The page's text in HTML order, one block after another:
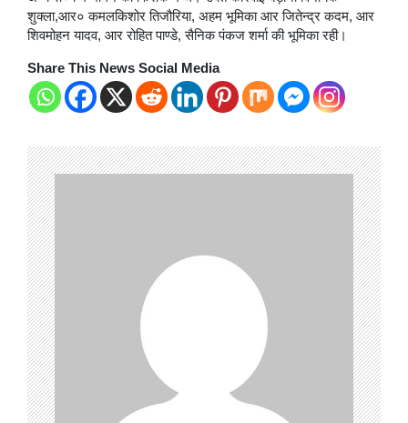
शुक्ला,आर० कमलकिशोर तिजौरिया, अहम भूमिका आर जितेन्द्र कदम, आर
शिवमोहन यादव, आर रोहित पाण्डे, सैनिक पंकज शर्मा की भूमिका रही।
Share This News Social Media